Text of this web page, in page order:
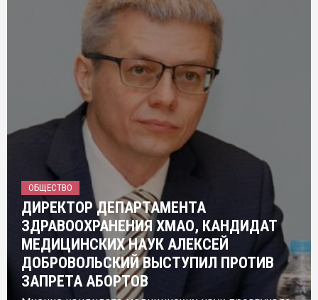
ОБЩЕСТВО
ДИРЕКТОР ДЕПАРТАМЕНТА
ЗДРАВООХРАНЕНИЯ ХМАО, КАНДИДАТ
МЕДИЦИНСКИХ НАУК АЛЕКСЕЙ
ДОБРОВОЛЬСКИЙ ВЫСТУПИЛ ПРОТИВ
ЗАПРЕТА АБОРТОВ